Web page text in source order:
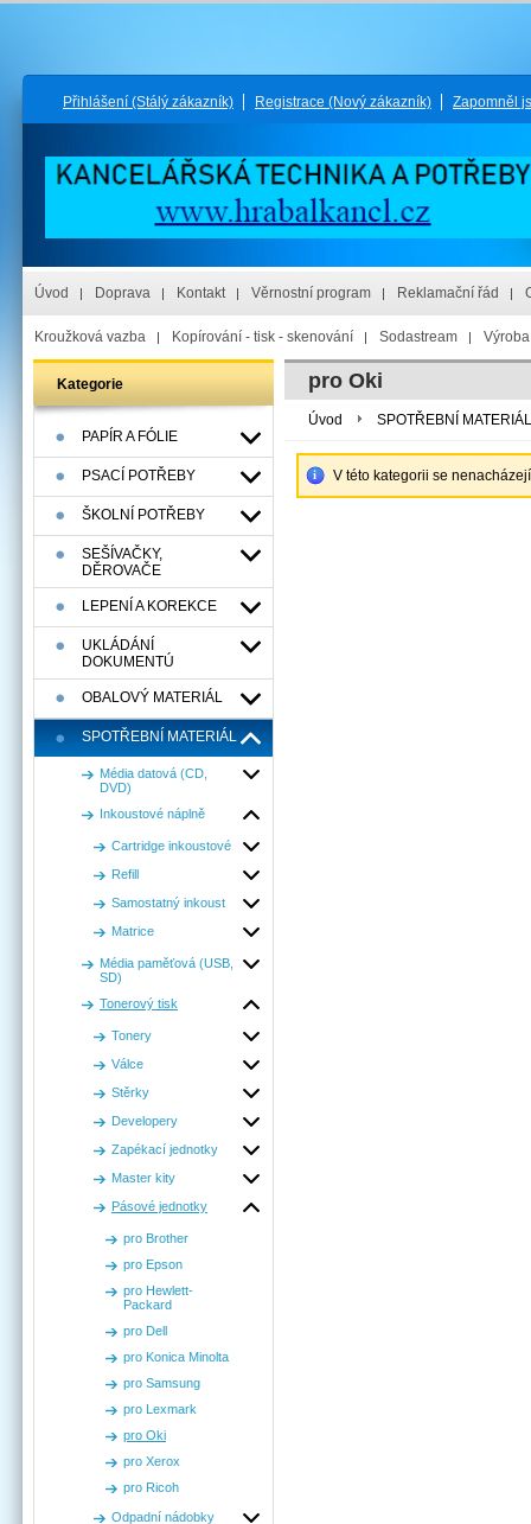
Přihlášení (Stálý zákazník) Registrace (Nový zákazník) Zapomněl
Úvod Doprava Kontakt Věrnostní program Reklamační řád
Kroužková vazba Kopírování - tisk - skenování Sodastream
Kategorie
PAPÍR A FÓLIE
PSACÍ POTŘEBY
ŠKOLNÍ POTŘEBY
SEŠÍVAČKY,
DĚROVAČE
LEPENÍ A KOREKCE
UKLÁDÁNÍ
DOKUMENTÚ
OBALOVÝ MATERIÁL
SPOTŘEBNÍ MATERIÁL
Média datová (CD,
DVD)
Inkoustové náplně
Cartridge inkoustové
Refill
Samostatný inkoust
Matrice
Média paměťová (USB,
SD)
Tonerový tisk
Tonery
Válce
Stěrky
Developery
Zapékací jednotky
Master kity
Pásové jednotky
pro Brother
pro Epson
pro Hewlett-
Packard
pro Dell
pro Konica Minolta
pro Samsung
pro Lexmark
pro Oki
pro Xerox
pro Ricoh
Odpadní nádobky
pro Oki
Úvod SPOTŘEBNÍ MATERIÁL
V této kategorii se